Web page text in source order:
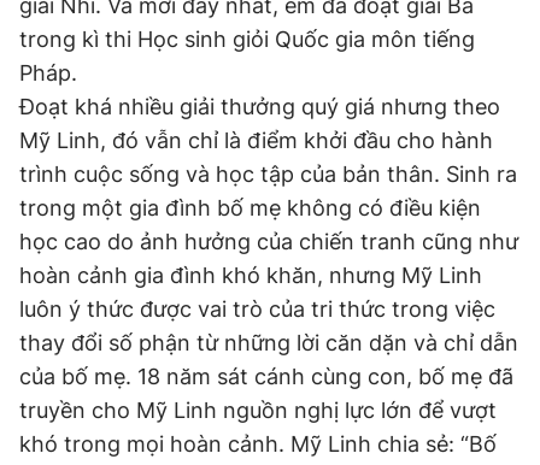
giải Nhì. Và mới đây nhất, em đã đoạt giải Ba
trong kì thi Học sinh giỏi Quốc gia môn tiếng
Pháp.
Đoạt khá nhiều giải thưởng quý giá nhưng theo
Mỹ Linh, đó vẫn chỉ là điểm khởi đầu cho hành
trình cuộc sống và học tập của bản thân. Sinh ra
trong một gia đình bố mẹ không có điều kiện
học cao do ảnh hưởng của chiến tranh cũng như
hoàn cảnh gia đình khó khăn, nhưng Mỹ Linh
luôn ý thức được vai trò của tri thức trong việc
thay đổi số phận từ những lời căn dặn và chỉ dẫn
của bố mẹ. 18 năm sát cánh cùng con, bố mẹ đã
truyền cho Mỹ Linh nguồn nghị lực lớn để vượt
khó trong mọi hoàn cảnh. Mỹ Linh chia sẻ: “Bố